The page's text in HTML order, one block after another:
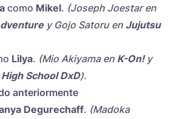
como Mikel. (Joseph Joestar en
y Gojo Satoru en Jujutsu
Lilya. (Mio Akiyama en K-On!y
High School DxD).
anteriormente
Degurechaff. (Madoka